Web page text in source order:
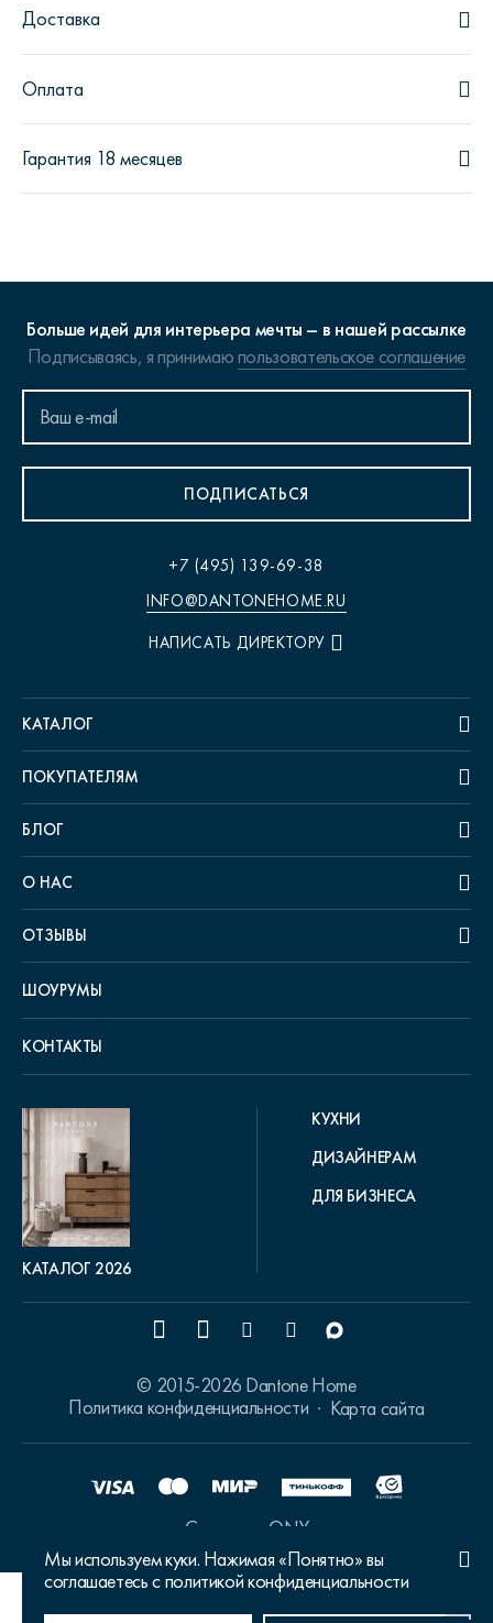
Доставка
Оплата
Гарантия 18 месяцев
Мы используем куки. Нажимая «Понятно» вы
соглашаетесь с политикой конфиденциальности
Больше идей для интерьера мечты – в нашей рассылке
Подписываясь, я принимаюпользовательское соглашение
ПОДПИСАТЬСЯ
+7 (495) 139-69-38
INFO@DANTONEHOME.RU
НАПИСАТЬ ДИРЕКТОРУ
КАТАЛОГ
ПОКУПАТЕЛЯМ
БЛОГ
О НАС
ОТЗЫВЫ
ШОУРУМЫ
КОНТАКТЫ
КАТАЛОГ 2026
КУХНИ
ДИЗАЙНЕРАМ
ДЛЯ БИЗНЕСА
© 2015-2026 Dantone Home
Политика конфиденциальности
Карта сайта
Сделано в ONY